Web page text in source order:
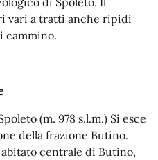
vari a tratti anche ripidi
cammino.
(m. 978 s.l.m.) Si esce
della frazione Butino.
centrale di Butino,